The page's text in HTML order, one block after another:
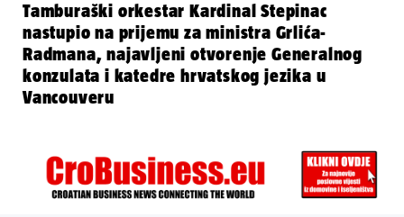
Tamburaški orkestar Kardinal Stepinac
nastupio na prijemu za ministra Grlića-
Radmana, najavljeni otvorenje Generalnog
konzulata i katedre hrvatskog jezika u
Vancouveru